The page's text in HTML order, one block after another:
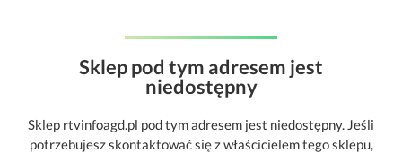
Sklep pod tym adresem jest
niedostępny
Sklep rtvinfoagd.pl pod tym adresem jest niedostępny. Jeśli
potrzebujesz skontaktować się z właścicielem tego sklepu,